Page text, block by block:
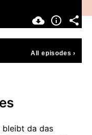
All episodes ›
bleibt da das